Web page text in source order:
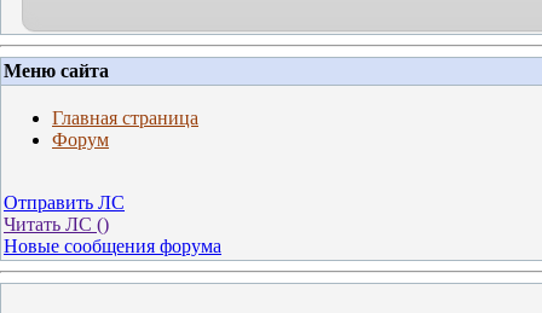
Меню сайта
Главная страница
Форум
Отправить ЛС
Читать ЛС ()
Новые сообщения форума